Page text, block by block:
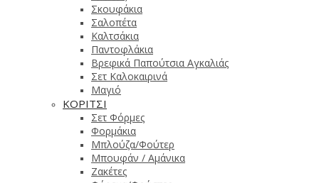
Σκουφάκια
Σαλοπέτα
Καλτσάκια
Παντοφλάκια
Βρεφικά Παπούτσια Αγκαλιάς
Σετ Καλοκαιρινά
Μαγιό
ΚΟΡΙΤΣΙ
Σετ Φόρμες
Φορμάκια
Μπλούζα/Φούτερ
Μπουφάν / Αμάνικα
Ζακέτες